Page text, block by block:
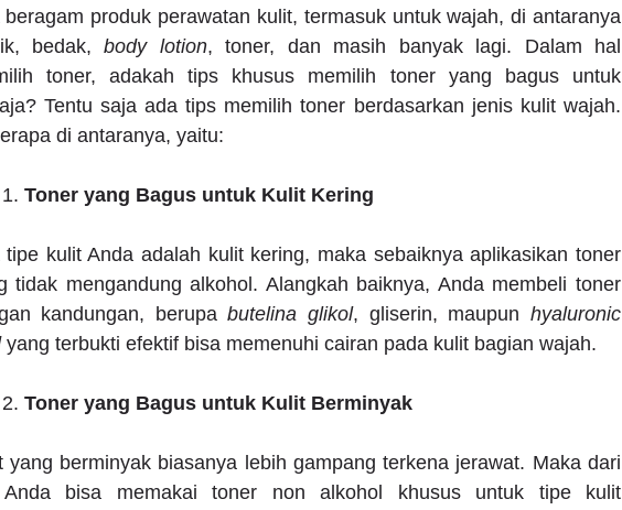
beragam produk perawatan kulit, termasuk untuk wajah, di antaranya
bedak,body lotion, toner, dan masih banyak lagi. Dalam hal
toner, adakah tips khusus memilih toner yang bagus untuk
? Tentu saja ada tips memilih toner berdasarkan jenis kulit wajah.
di antaranya, yaitu:
Toner yang Bagus untuk Kulit Kering
tipe kulit Anda adalah kulit kering, maka sebaiknya aplikasikan toner
tidak mengandung alkohol. Alangkah baiknya, Anda membeli toner
kandungan, berupabutelina glikol, gliserin, maupunhyaluronic
yang terbukti efektif bisa memenuhi cairan pada kulit bagian wajah.
Toner yang Bagus untuk Kulit Berminyak
yang berminyak biasanya lebih gampang terkena jerawat. Maka dari
bisa memakai toner non alkohol khusus untuk tipe kulit